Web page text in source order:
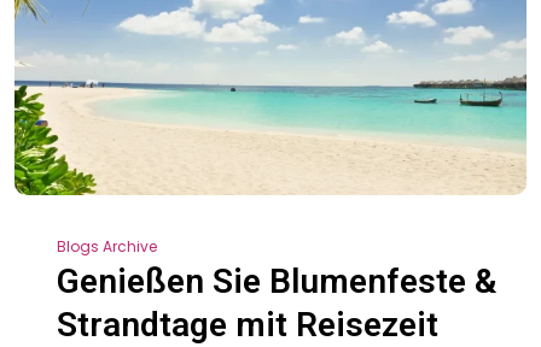
Blogs Archive
Genießen Sie Blumenfeste &
Strandtage mit Reisezeit